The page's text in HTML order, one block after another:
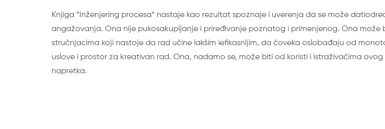
Knjiga “Inženjering procesa“ nastaje kao rezultat spoznaje i uverenja da se može
angažovanja. Ona nije pukosakupljanje i priređivanje poznatog i primenjenog. Ona može
stručnjacima koji nastoje da rad učine lakšim iefikasnijim, da čoveka oslobađaju od
uslove i prostor za kreativan rad. Ona, nadamo se, može biti od koristi i istraživačima
napretka.